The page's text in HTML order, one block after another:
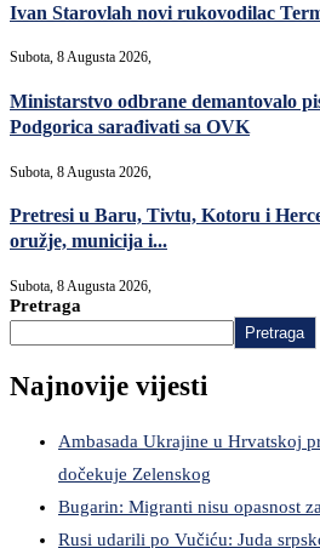
Ivan Starovlah novi rukovodilac
Subota, 8 Augusta 2026,
Ministarstvo odbrane demantovalo
Podgorica sarađivati sa OVK
Subota, 8 Augusta 2026,
Pretresi u Baru, Tivtu, Kotoru i
oružje, municija i...
Subota, 8 Augusta 2026,
Pretraga
Pretraga
Najnovije vijesti
Ambasada Ukrajine u Hrvatskoj
dočekuje Zelenskog
Bugarin: Migranti nisu opasnost
Rusi udarili po Vučiću: Juda